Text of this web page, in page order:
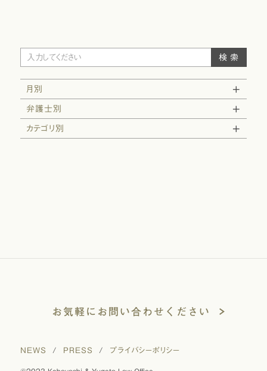
月別
弁護士別
カテゴリ別
お気軽にお問い合わせください
NEWS / PRESS / プライバシーポリシー